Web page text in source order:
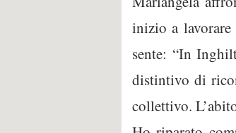
inizio a
sente: “In
distintivo di
collettivo.